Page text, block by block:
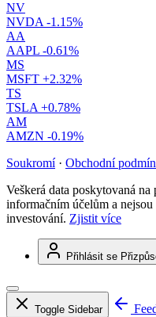
NV
NVDA -1.15%
AA
AAPL -0.61%
MS
MSFT +2.32%
TS
TSLA +0.78%
AM
AMZN -0.19%
Soukromí · Obchodní
Veškerá data poskytovaná
informačním účelům a
investování. Zjistit více
Přihlásit se
Toggle Sidebar